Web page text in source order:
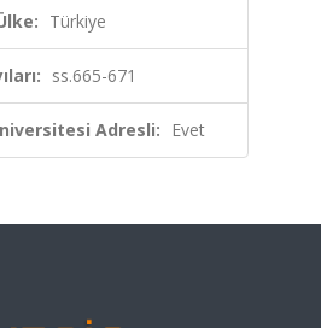
Türkiye
ss.665-671
Adresli: Evet